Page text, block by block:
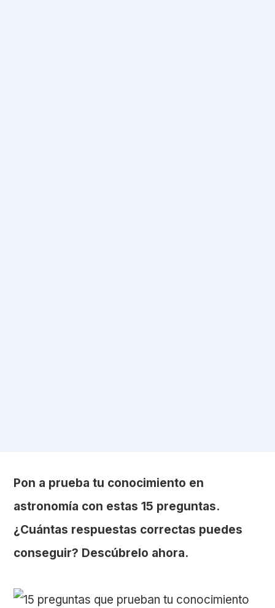
Pon a prueba tu conocimiento en
astronomía con estas 15 preguntas.
¿Cuántas respuestas correctas puedes
conseguir? Descúbrelo ahora.